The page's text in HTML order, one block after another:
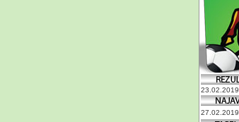
23.02.2019
27.02.2019